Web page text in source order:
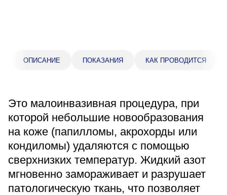
+7 (4742) 55-55-43
Санаторий-профилакторий
«Парус»
399000, г. Липецк, Плехановское лесничество,
Ленинский лесхоз, квартал 67
Понедельник — четверг
08:00–16:45
перерыв 12:00–12:30
ОПИСАНИЕ ПОКАЗАНИЯ КАК ПРОВОДИТСЯ
Это малоинвазивная процедура, при
которой небольшие новообразования
на коже (папилломы, акрохорды или
кондиломы) удаляются с помощью
сверхнизких температур. Жидкий азот
мгновенно замораживает и разрушает
патологическую ткань, что позволяет